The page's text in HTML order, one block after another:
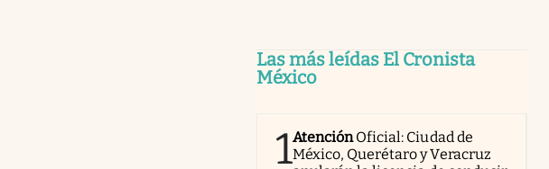
Las más leídas El Cronista
México
1AtenciónOficial: Ciudad de
México, Querétaro y Veracruz